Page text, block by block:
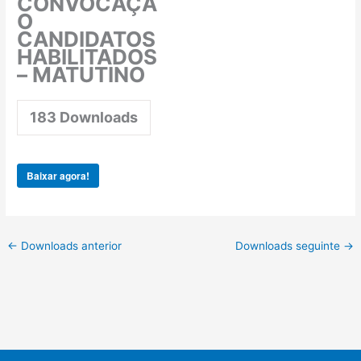
O
CANDIDATOS
HABILITADOS
– MATUTINO
183 Downloads
Baixar agora!
← Downloads anterior Downloads seguinte →